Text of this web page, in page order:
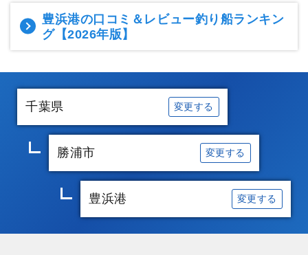
豊浜港の口コミ＆レビュー釣り船ランキン
グ【2026年版】
千葉県 変更する
勝浦市 変更する
豊浜港 変更する